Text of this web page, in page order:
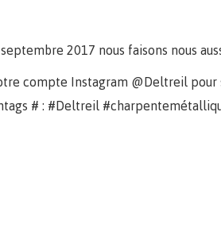
2017 nous faisons nous
compte Instagram @Deltreil
# : #Deltreil